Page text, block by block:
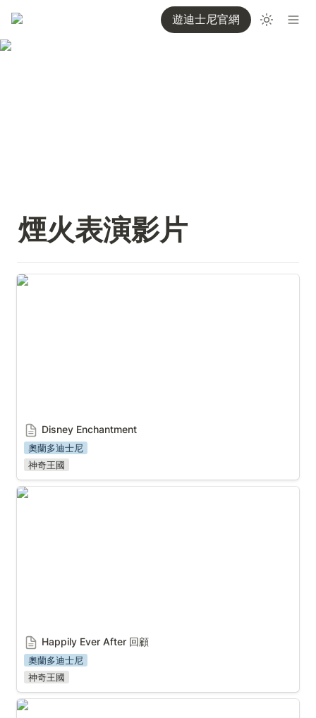
遊迪士尼官網
煙火表演影片
Disney Enchantment
Disney Enchantment
奧蘭多迪士尼
神奇王國
Happily Ever After 回顧
Happily Ever After 回顧
奧蘭多迪士尼
神奇王國
Wishes 回顧